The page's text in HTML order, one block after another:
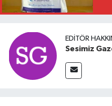
EDITÖR
Sesimiz